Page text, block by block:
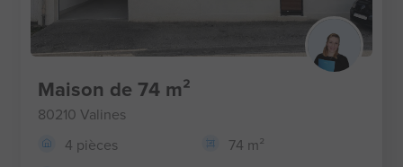
Maison de 74 m²
80210 Valines
4 pièces
74 m²